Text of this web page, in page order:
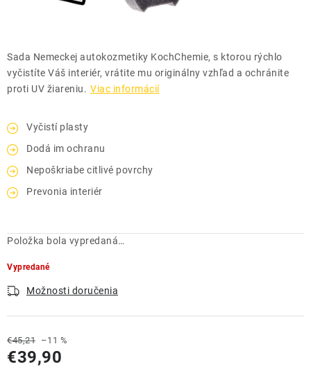
Sada Nemeckej autokozmetiky KochChemie, s ktorou rýchlo
vyčistíte Váš interiér, vrátite mu originálny vzhľad a ochránite
proti UV žiareniu. Viac informácií
Vyčistí plasty
Dodá im ochranu
Nepoškriabe citlivé povrchy
Prevonia interiér
Položka bola vypredaná…
Vypredané
Možnosti doručenia
€45,21 –11 %
€39,90